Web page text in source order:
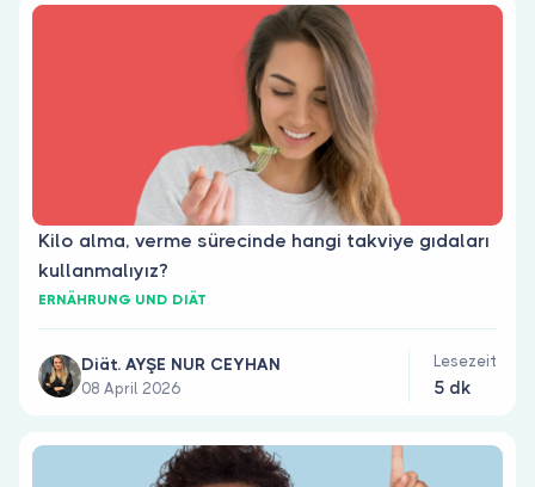
Kilo alma, verme sürecinde hangi takviye gıdaları
kullanmalıyız?
ERNÄHRUNG UND DIÄT
Diät. AYŞE NUR CEYHAN
08 April 2026
Lesezeit
5 dk